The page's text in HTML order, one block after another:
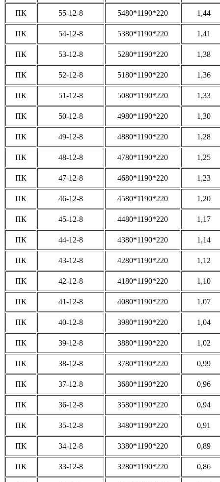
ПК 55-12-8 5480*1190*220 1,44
ПК 54-12-8 5380*1190*220 1,41
ПК 53-12-8 5280*1190*220 1,38
ПК 52-12-8 5180*1190*220 1,36
ПК 51-12-8 5080*1190*220 1,33
ПК 50-12-8 4980*1190*220 1,30
ПК 49-12-8 4880*1190*220 1,28
ПК 48-12-8 4780*1190*220 1,25
ПК 47-12-8 4680*1190*220 1,23
ПК 46-12-8 4580*1190*220 1,20
ПК 45-12-8 4480*1190*220 1,17
ПК 44-12-8 4380*1190*220 1,14
ПК 43-12-8 4280*1190*220 1,12
ПК 42-12-8 4180*1190*220 1,10
ПК 41-12-8 4080*1190*220 1,07
ПК 40-12-8 3980*1190*220 1,04
ПК 39-12-8 3880*1190*220 1,02
ПК 38-12-8 3780*1190*220 0,99
ПК 37-12-8 3680*1190*220 0,96
ПК 36-12-8 3580*1190*220 0,94
ПК 35-12-8 3480*1190*220 0,91
ПК 34-12-8 3380*1190*220 0,89
ПК 33-12-8 3280*1190*220 0,86